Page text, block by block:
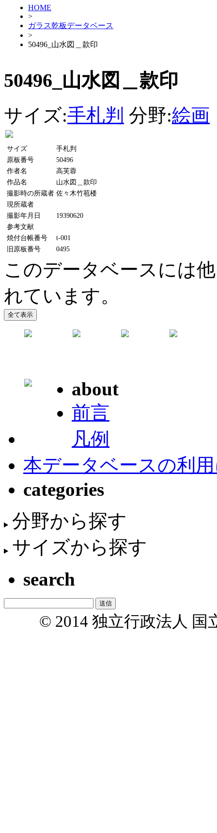
HOME
>
ガラス乾板データベース
>
50496_山水図＿款印
50496_山水図＿款印
サイズ:手札判 分野:絵画
サイズ
手札判
原板番号
50496
作者名
高芙蓉
作品名
山水図＿款印
撮影時の所蔵者 佐々木竹苞楼
現所蔵者
撮影年月日
19390620
参考文献
焼付台帳番号
t-001
旧原板番号
0495
このデータベースには
れています。
about
前言
凡例
本データベースの利
categories
分野から探す
サイズから探す
search
© 2014 独立行政法人 国